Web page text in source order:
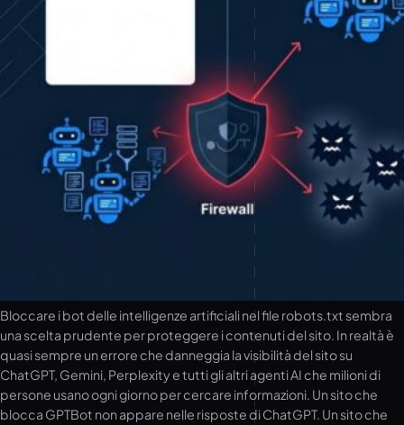
Bloccare i bot delle intelligenze artificiali nel file robots.txt sembra
una scelta prudente per proteggere i contenuti del sito. In realtà è
quasi sempre un errore che danneggia la visibilità del sito su
ChatGPT, Gemini, Perplexity e tutti gli altri agenti AI che milioni di
persone usano ogni giorno per cercare informazioni. Un sito che
blocca GPTBot non appare nelle risposte di ChatGPT. Un sito che